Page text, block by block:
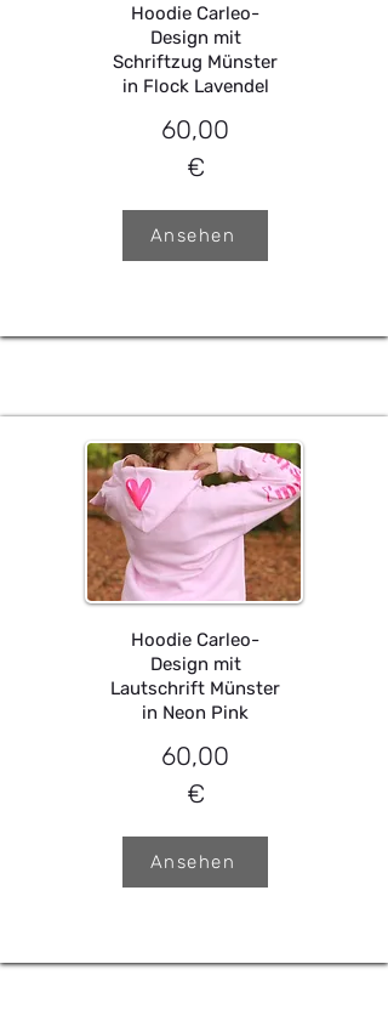
Hoodie Carleo-
Design mit
Schriftzug Münster
in Flock Lavendel
60,00
€
Ansehen
Hoodie Carleo-
Design mit
Lautschrift Münster
in Neon Pink
60,00
€
Ansehen